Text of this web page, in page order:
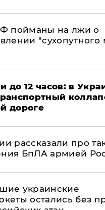
пойманы на лжи о
"сухопутного
до 12 часов: в
дороге
рассказали про
БпЛА армией
украинские
остались без